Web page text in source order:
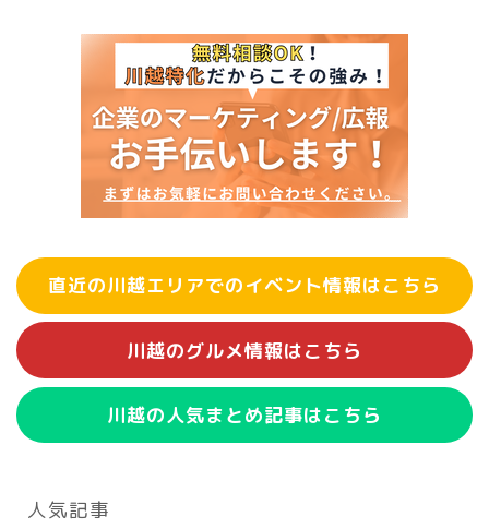
直近の川越エリアでのイベント情報はこちら
川越のグルメ情報はこちら
川越の人気まとめ記事はこちら
人気記事